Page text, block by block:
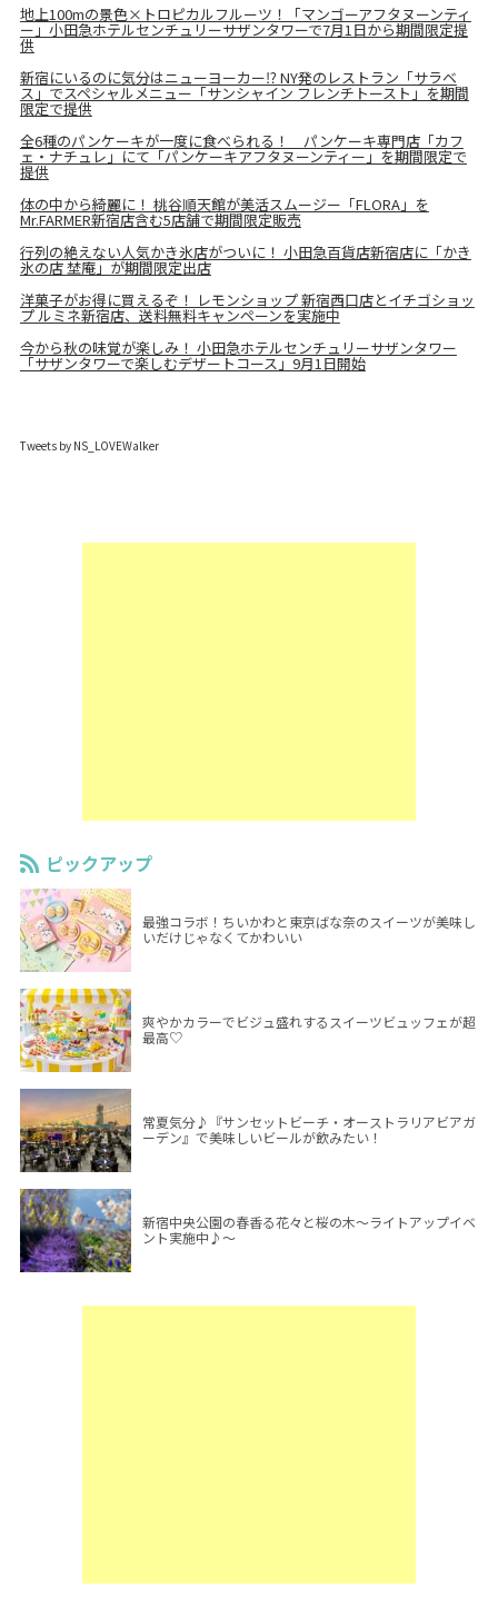
地上100mの景色×トロピカルフルーツ！「マンゴーアフタヌーンティ
ー」小田急ホテルセンチュリーサザンタワーで7月1日から期間限定提
供
新宿にいるのに気分はニューヨーカー⁉ NY発のレストラン「サラベ
ス」でスペシャルメニュー「サンシャイン フレンチトースト」を期間
限定で提供
全6種のパンケーキが一度に食べられる！ パンケーキ専門店「カフ
ェ・ナチュレ」にて「パンケーキアフタヌーンティー」を期間限定で
提供
体の中から綺麗に！ 桃谷順天館が美活スムージー「FLORA」を
Mr.FARMER新宿店含む5店舗で期間限定販売
行列の絶えない人気かき氷店がついに！ 小田急百貨店新宿店に「かき
氷の店 埜庵」が期間限定出店
洋菓子がお得に買えるぞ！ レモンショップ 新宿西口店とイチゴショッ
プ ルミネ新宿店、送料無料キャンペーンを実施中
今から秋の味覚が楽しみ！ 小田急ホテルセンチュリーサザンタワー
「サザンタワーで楽しむデザートコース」9月1日開始
Tweets by NS_LOVEWalker
ピックアップ
最強コラボ！ちいかわと東京ばな奈のスイーツが美味し
いだけじゃなくてかわいい
爽やかカラーでビジュ盛れするスイーツビュッフェが超
最高♡
常夏気分♪『サンセットビーチ・オーストラリアビアガ
ーデン』で美味しいビールが飲みたい！
新宿中央公園の春香る花々と桜の木～ライトアップイベ
ント実施中♪～